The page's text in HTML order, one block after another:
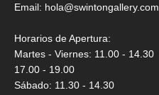
Email: hola@swintongallery.com
Horarios de Apertura:
Martes - Viernes: 11.00 - 14.30
17.00 - 19.00
Sábado: 11.30 - 14.30